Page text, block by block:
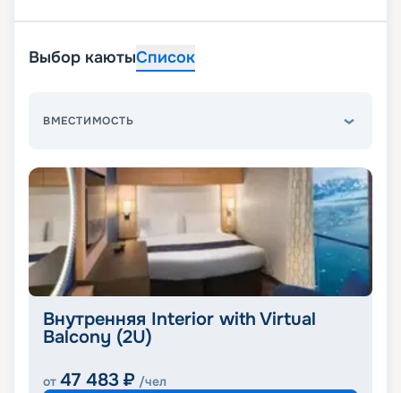
Выбор каютыСписок
ВМЕСТИМОСТЬ
Внутренняя Interior with Virtual
Balcony (2U)
от 47 483 ₽ /чел